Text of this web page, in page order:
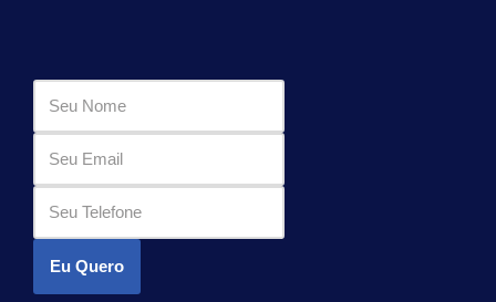
Eu Quero